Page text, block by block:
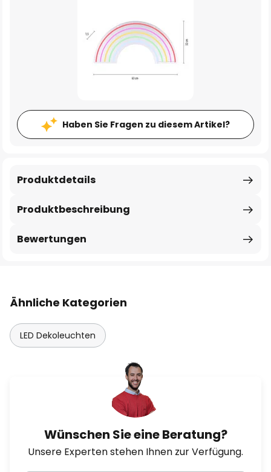
Haben Sie Fragen zu diesem Artikel?
Produktbeschreibung
Produktdetails
Bewertungen
Ähnliche Kategorien
LED Dekoleuchten
Wünschen Sie eine Beratung?
Unsere Experten stehen Ihnen zur Verfügung.